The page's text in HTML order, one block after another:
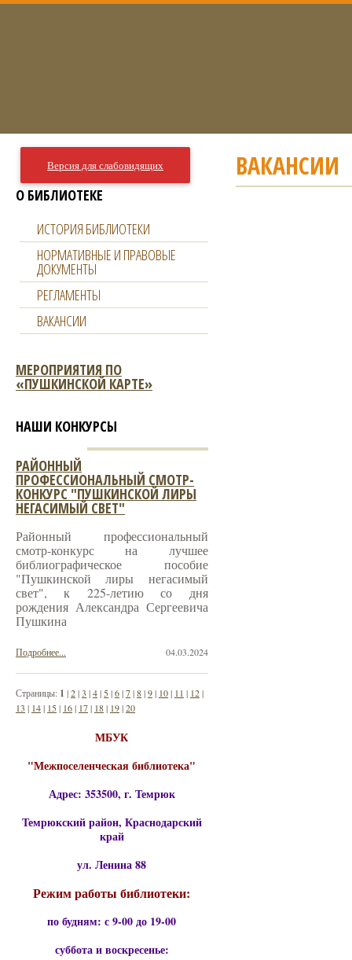
ВАКАНСИИ
Версия для слабовидящих
О БИБЛИОТЕКЕ
ИСТОРИЯ БИБЛИОТЕКИ
НОРМАТИВНЫЕ И ПРАВОВЫЕ
ДОКУМЕНТЫ
РЕГЛАМЕНТЫ
ВАКАНСИИ
МЕРОПРИЯТИЯ ПО
«ПУШКИНСКОЙ КАРТЕ»
НАШИ КОНКУРСЫ
РАЙОННЫЙ
ПРОФЕССИОНАЛЬНЫЙ СМОТР-
КОНКУРС "ПУШКИНСКОЙ ЛИРЫ
НЕГАСИМЫЙ СВЕТ"
Районный профессиональный
смотр-конкурс на лучшее
библиографическое пособие
"Пушкинской лиры негасимый
свет", к 225-летию со дня
рождения Александра Сергеевича
Пушкина
04.03.2024
Подробнее...
Страницы: 1 |2|3 |4| 5|6|7|8|9| 10| 11 | 12|
13 | 14| 15| 16| 17| 18| 19|20
МБУК
"Межпоселенческая библиотека"
Адрес: 353500, г. Темрюк
Темрюкский район, Краснодарский
край
ул. Ленина 88
Режим работы библиотеки:
по будням: с 9-00 до 19-00
суббота и воскресенье: